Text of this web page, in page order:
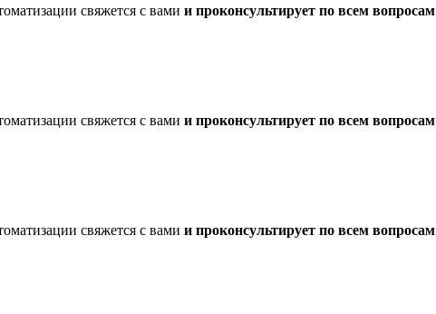
свяжется с вами и проконсультирует по всем вопросам
свяжется с вами и проконсультирует по всем вопросам
свяжется с вами и проконсультирует по всем вопросам